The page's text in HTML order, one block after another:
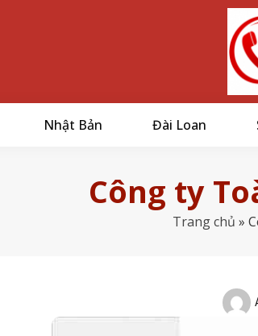
Nhật Bản Đài Loan
Công ty
Trang chủ »